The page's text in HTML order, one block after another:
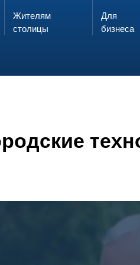
Жителям
столицы
Для
бизнеса